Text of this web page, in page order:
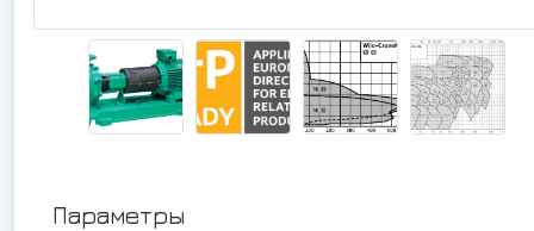
Параметры